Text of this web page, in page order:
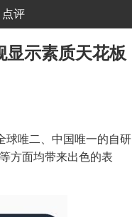
点评
显示素质天花板
球唯二、中国唯一的自研
方面均带来出色的表